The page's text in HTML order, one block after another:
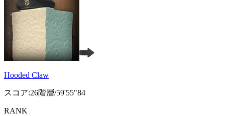
Hooded Claw
スコア:26階層/59'55"84
RANK